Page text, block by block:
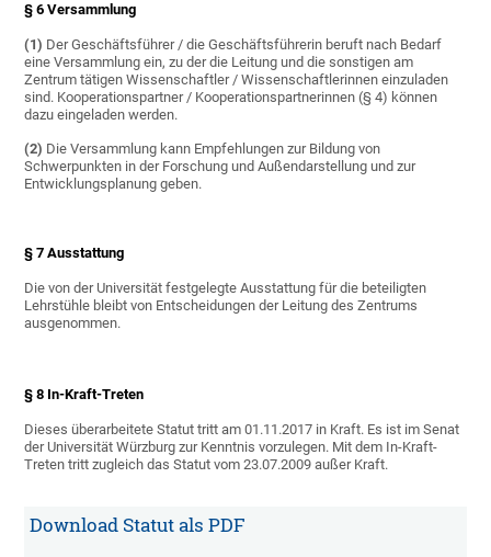
§ 6 Versammlung
(1) Der Geschäftsführer / die Geschäftsführerin beruft nach Bedarf
eine Versammlung ein, zu der die Leitung und die sonstigen am
Zentrum tätigen Wissenschaftler / Wissenschaftlerinnen einzuladen
sind. Kooperationspartner / Kooperationspartnerinnen (§ 4) können
dazu eingeladen werden.
(2) Die Versammlung kann Empfehlungen zur Bildung von
Schwerpunkten in der Forschung und Außendarstellung und zur
Entwicklungsplanung geben.
§ 7 Ausstattung
Die von der Universität festgelegte Ausstattung für die beteiligten
Lehrstühle bleibt von Entscheidungen der Leitung des Zentrums
ausgenommen.
§ 8 In-Kraft-Treten
Dieses überarbeitete Statut tritt am 01.11.2017 in Kraft. Es ist im Senat
der Universität Würzburg zur Kenntnis vorzulegen. Mit dem In-Kraft-
Treten tritt zugleich das Statut vom 23.07.2009 außer Kraft.
Download Statut als PDF